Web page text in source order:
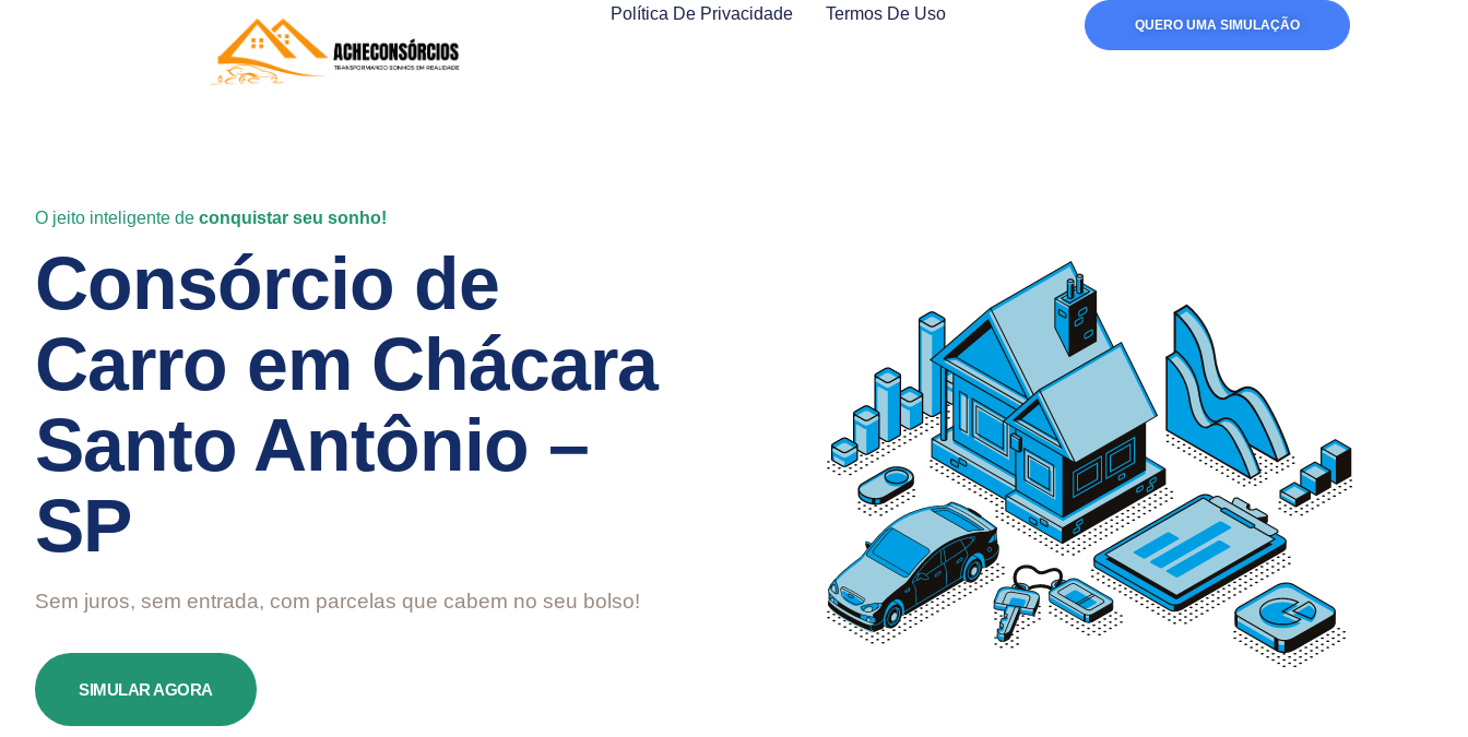
Política De Privacidade Termos De Uso
QUERO UMA SIMULAÇÃO
O jeito inteligente de conquistar seu sonho!
Consórcio de
Carro em Chácara
Santo Antônio –
SP
Sem juros, sem entrada, com parcelas que cabem no seu bolso!
SIMULAR AGORA